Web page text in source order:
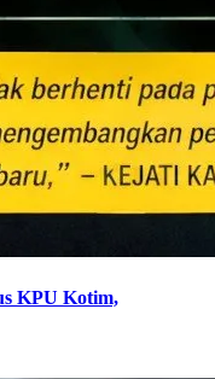
KPU Kotim,